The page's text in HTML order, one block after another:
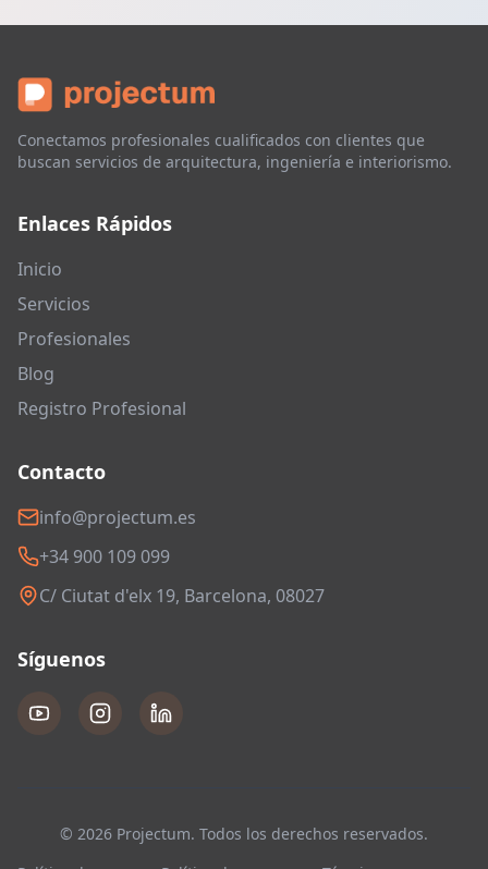
Conectamos profesionales cualificados con clientes que
buscan servicios de arquitectura, ingeniería e interiorismo.
Enlaces Rápidos
Inicio
Servicios
Profesionales
Blog
Registro Profesional
Contacto
info@projectum.es
+34 900 109 099
C/ Ciutat d'elx 19, Barcelona, 08027
Síguenos
© 2026 Projectum. Todos los derechos reservados.